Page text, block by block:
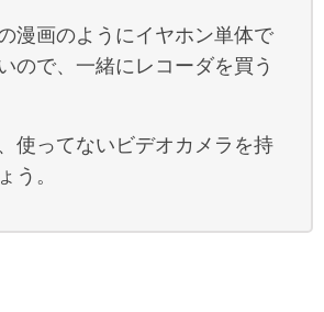
漫画のようにイヤホン単体で
ので、一緒にレコーダを買う
使ってないビデオカメラを持
う。